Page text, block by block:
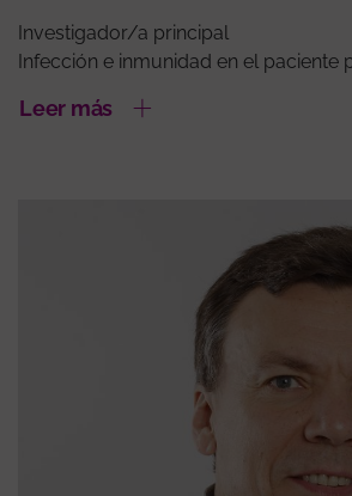
Investigador/a principal
Infección e inmunidad en el paciente
Leer más